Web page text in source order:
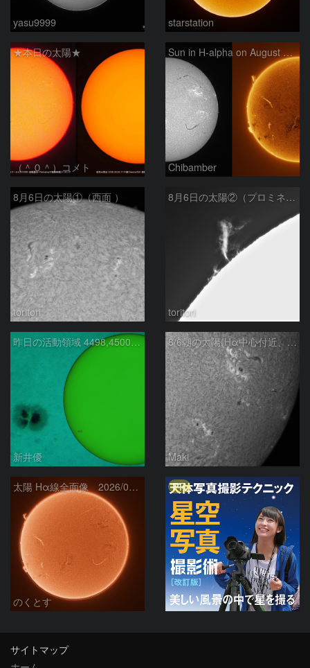
yasu9999 starstation
★本日の太陽★
（＾０＾）コメト
Sun in H-alpha on August 6, 2026
Chibamber
8月6日の太陽①（西面 ）
toritori
8月6日の太陽②（プロミネン北東縁 ）
toritori
昨日の活動領域 4498,4500：2026/08/05
新井優
8/6朝の太陽(Hα中心付近、4498、4502付近)
Maki
太陽 Hα線全面像 2026/08/06
のくとす
PR
サイトマップ